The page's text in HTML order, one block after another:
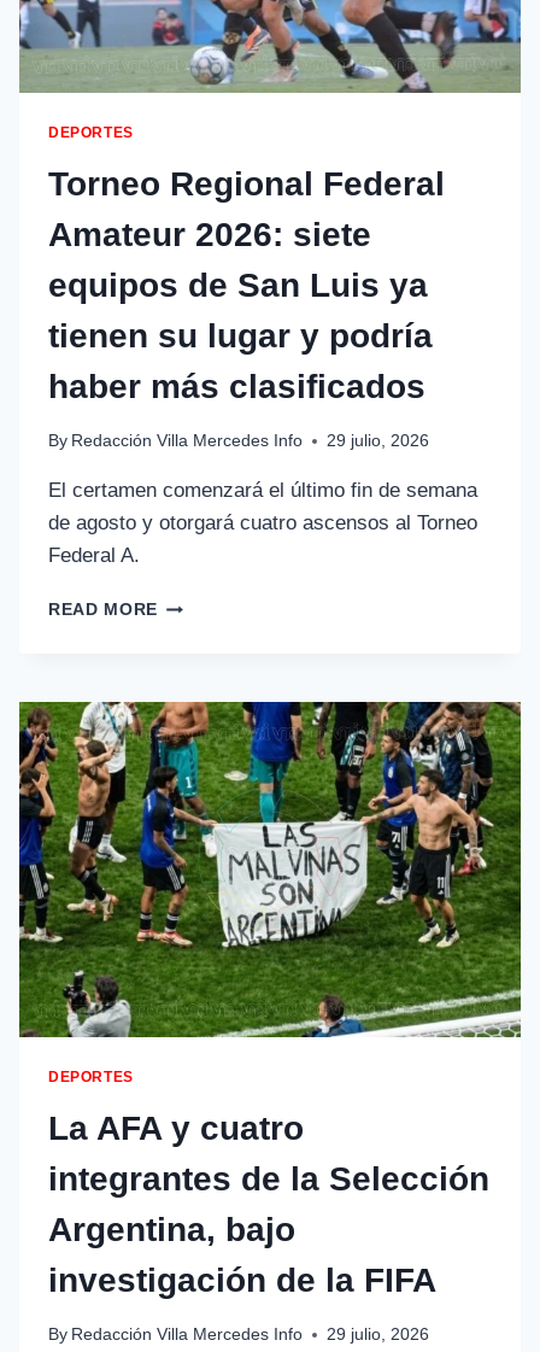
DEPORTES
Torneo Regional Federal
Amateur 2026: siete
equipos de San Luis ya
tienen su lugar y podría
haber más clasificados
By Redacción Villa Mercedes Info 29 julio, 2026
El certamen comenzará el último fin de semana
de agosto y otorgará cuatro ascensos al Torneo
Federal A.
READ MORE
DEPORTES
La AFA y cuatro
integrantes de la Selección
Argentina, bajo
investigación de la FIFA
By Redacción Villa Mercedes Info 29 julio, 2026